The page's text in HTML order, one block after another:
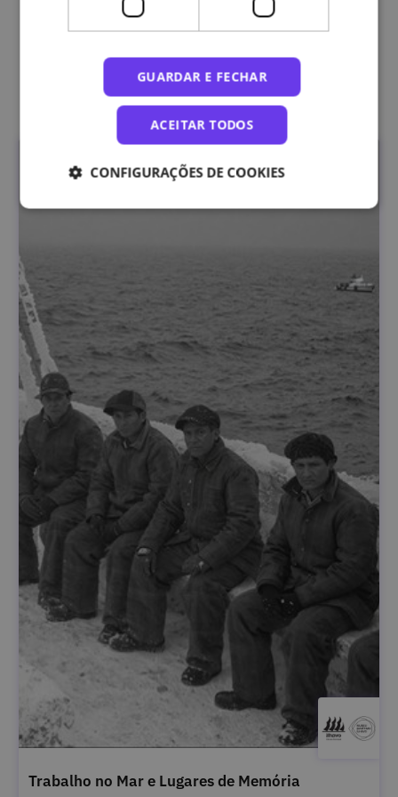
ilhavenses com o mar.
Outras edições
Trabalho no Mar e Lugares de Memória
GUARDAR E FECHAR
ACEITAR TODOS
CONFIGURAÇÕES DE COOKIES